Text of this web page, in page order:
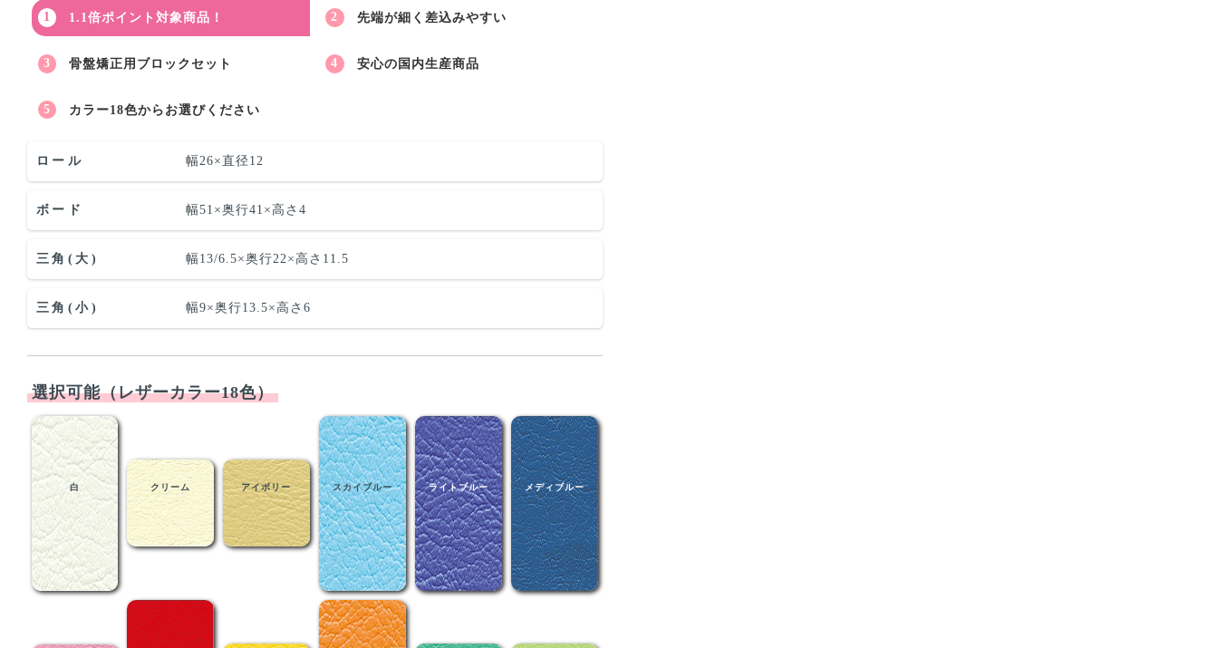
1.1倍ポイント対象商品！ 先端が細く差込みやすい
骨盤矯正用ブロックセット 安心の国内生産商品
カラー18色からお選びください
ロール 幅26×直径12
ボード 幅51×奥行41×高さ4
三角(大) 幅13/6.5×奥行22×高さ11.5
三角(小) 幅9×奥行13.5×高さ6
選択可能（レザーカラー18色）
白 クリーム アイボリー スカイブルー ライトブルー メディブルー